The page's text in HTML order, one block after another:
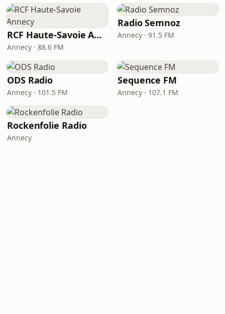
RCF Haute-Savoie Annecy
Annecy · 88.6 FM
Radio Semnoz
Annecy · 91.5 FM
ODS Radio
Annecy · 101.5 FM
Sequence FM
Annecy · 107.1 FM
Rockenfolie Radio
Annecy